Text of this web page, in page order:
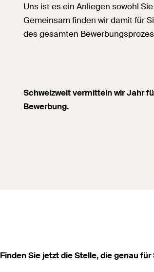
Uns ist es ein Anliegen sowohl
Gemeinsam finden wir damit für
des gesamten
Schweizweit vermitteln wir Jahr
Bewerbung.
Finden Sie jetzt die Stelle, die genau